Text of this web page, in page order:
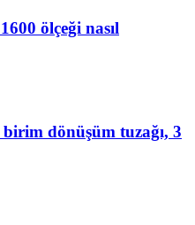
ölçeği nasıl
dönüşüm tuzağı, 3